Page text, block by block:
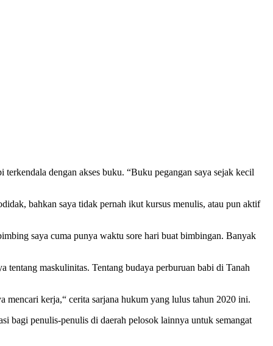
dengan akses buku. “Buku pegangan saya sejak kecil
bahkan saya tidak pernah ikut kursus menulis, atau pun aktif
saya cuma punya waktu sore hari buat bimbingan. Banyak
maskulinitas. Tentang budaya perburuan babi di Tanah
mencari kerja,“ cerita sarjana hukum yang lulus tahun 2020 ini.
bagi penulis-penulis di daerah pelosok lainnya untuk semangat